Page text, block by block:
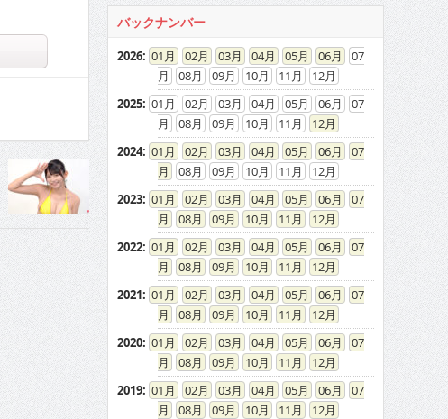
バックナンバー
2026: 01 02 03 04 05 06
07
08
09 10 11
12
2025: 01 02 03 04 05 06
07
08
09 10 11
12
2024: 01 02 03 04 05 06
07
08
09 10 11
12
2023: 01 02 03 04 05 06
07
08
09 10 11
12
2022: 01 02 03 04 05 06
07
08
09 10 11
12
2021: 01 02 03 04 05 06
07
08
09 10 11
12
2020: 01 02 03 04 05 06
07
08
09 10 11
12
2019: 01 02 03 04 05 06
07
08
09 10 11
12